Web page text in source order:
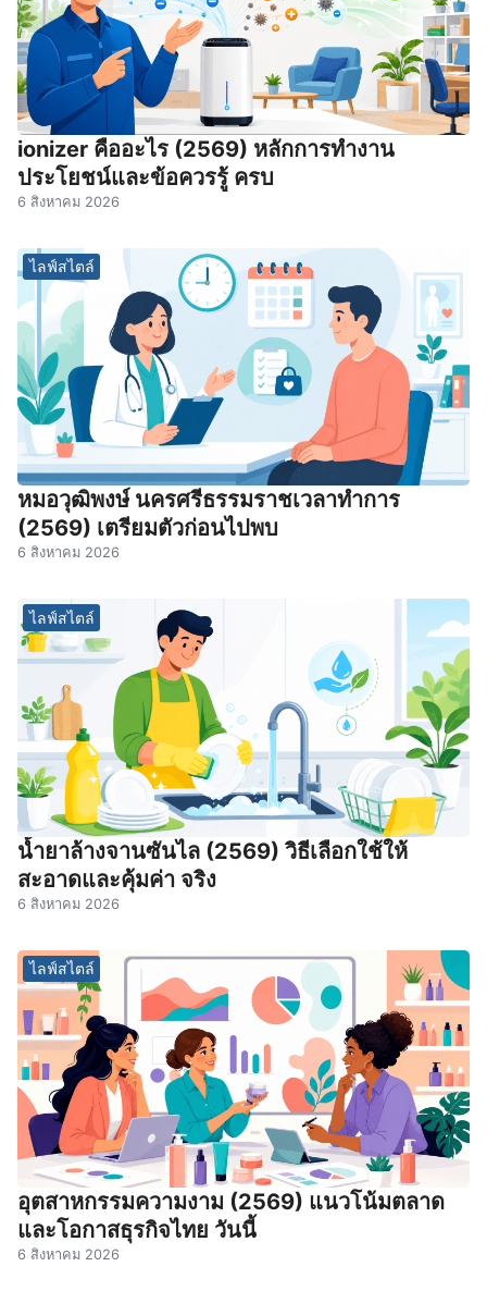
ionizer คืออะไร (2569) หลักการทำงาน
ประโยชน์และข้อควรรู้ ครบ
6 สิงหาคม 2026
ไลฟ์สไตล์
หมอวุฒิพงษ์ นครศรีธรรมราชเวลาทําการ
(2569) เตรียมตัวก่อนไปพบ
6 สิงหาคม 2026
ไลฟ์สไตล์
น้ำยาล้างจานซันไล (2569) วิธีเลือกใช้ให้
สะอาดและคุ้มค่า จริง
6 สิงหาคม 2026
ไลฟ์สไตล์
อุตสาหกรรมความงาม (2569) แนวโน้มตลาด
และโอกาสธุรกิจไทย วันนี้
6 สิงหาคม 2026